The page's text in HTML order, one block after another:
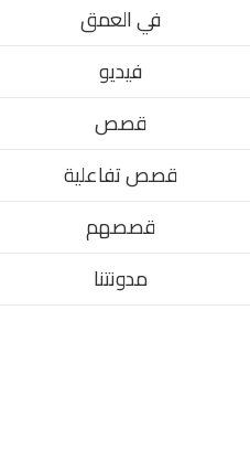
في العمق
فيديو
قصص
قصص تفاعلية
قصصهم
مدونتنا